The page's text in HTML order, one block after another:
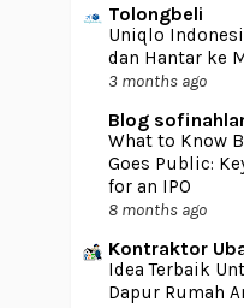
Tolongbeli
Uniqlo
dan Hantar ke
3 months ago
Blog
What to Know
Goes Public:
for an IPO
8 months ago
Kontraktor
Idea Terbaik
Dapur Rumah